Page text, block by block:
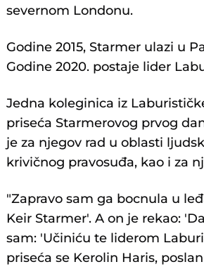
severnom Londonu.
Godine 2015, Starmer ulazi u
Godine 2020. postaje lider
Jedna koleginica iz
priseća Starmerovog prvog
je za njegov rad u oblasti
krivičnog pravosuđa, kao i za
"Zapravo sam ga bocnula u
Keir Starmer'. A on je rekao:
sam: 'Učiniću te liderom
priseća se Kerolin Haris,